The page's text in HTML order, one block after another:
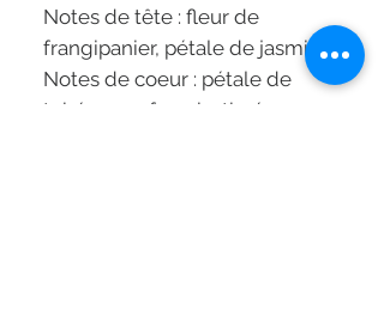
Notes de tête : fleur de
frangipanier, pétale de jasmin
Notes de coeur : pétale de
tubéreuse, freesia, tiaré